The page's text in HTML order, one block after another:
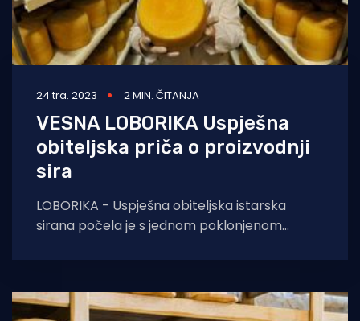
24 tra. 2023 2 MIN. ČITANJA
VESNA LOBORIKA Uspješna
obiteljska priča o proizvodnji
sira
LOBORIKA - Uspješna obiteljska istarska
sirana počela je s jednom poklonjenom
orijentirani na